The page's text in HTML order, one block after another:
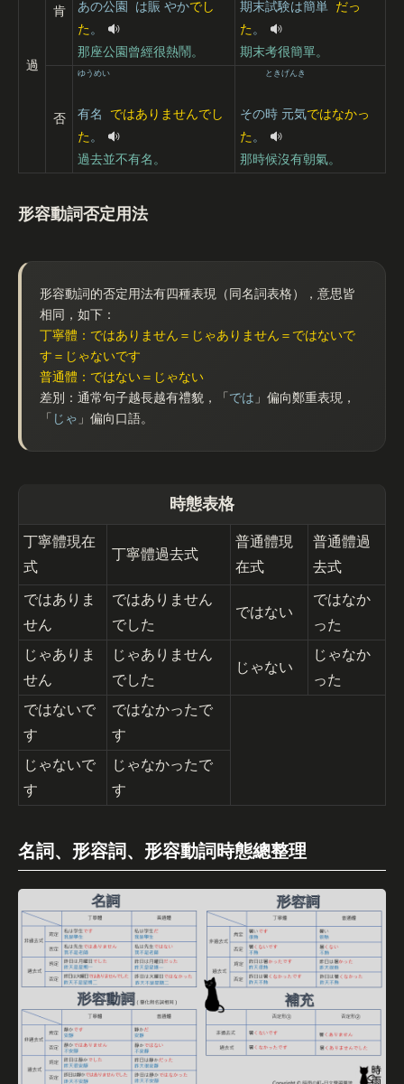
過
肯 あの公園 は賑 やかでし
た 。
那座公園曾經很熱鬧。
期末試験は簡単 だっ
た 。
期末考很簡單。
否 有名
ゆうめい
ではありませんでし
た 。
過去並不有名。
その時
とき
元気
げんき
ではなかっ
た 。
那時候沒有朝氣。
形容動詞否定用法
形容動詞的否定用法有四種表現（同名詞表格），意思皆
相同，如下：
丁寧體：ではありません＝じゃありません＝ではないで
す＝じゃないです
普通體：ではない＝じゃない
差別：通常句子越長越有禮貌，「 では 」偏向鄭重表現，
「 じゃ 」偏向口語。
時態表格
丁寧體現在
式
丁寧體過去式
普通體現
在式
普通體過
去式
ではありま
せん
ではありません
でした
ではない
ではなか
った
じゃありま
せん
じゃありません
でした
じゃない
じゃなか
った
ではないで
す
ではなかったで
す
じゃないで
す
じゃなかったで
す
名詞、形容詞、形容動詞時態總整理